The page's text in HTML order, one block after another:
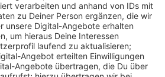
Radverkehrskonzept von
um